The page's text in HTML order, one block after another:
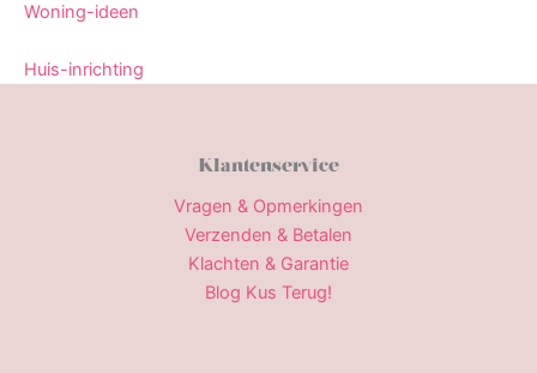
Woning-ideen
Huis-inrichting
Klantenservice
Vragen & Opmerkingen
Verzenden & Betalen
Klachten & Garantie
Blog Kus Terug!